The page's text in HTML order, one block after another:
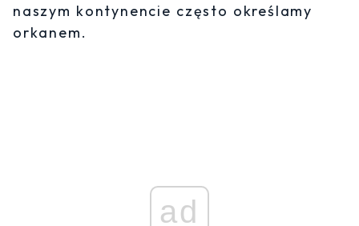
naszym kontynencie często określamy
orkanem.
ad